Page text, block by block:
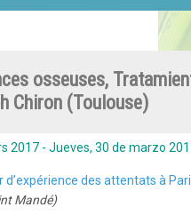
osseuses,
Chiron (Toulouse)
2017 - Jueves, 30 de marzo
d’expérience des attentats à
Mandé)